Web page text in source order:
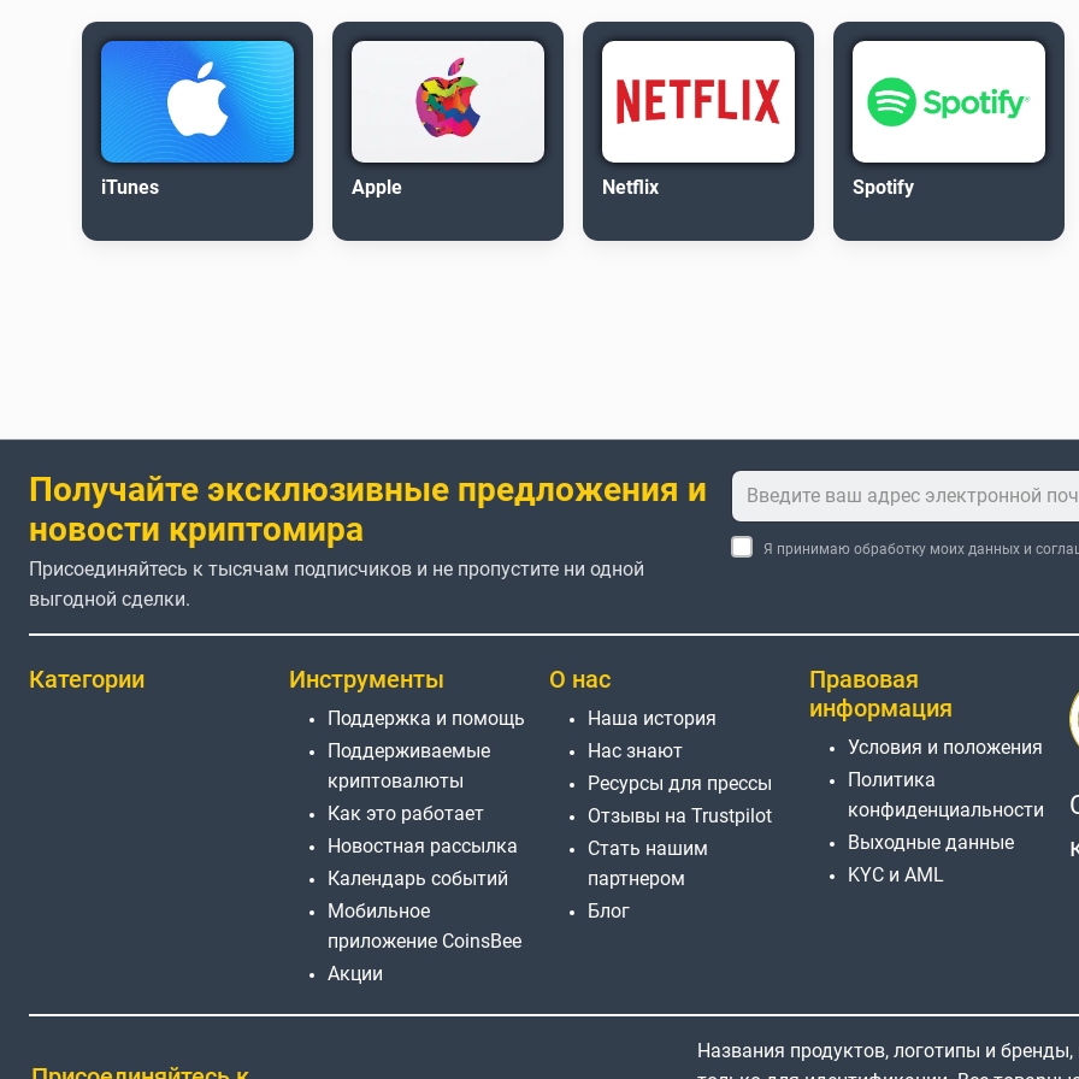
iTunes Apple Netflix Spotify
Получайте эксклюзивные предложения и
новости криптомира
Присоединяйтесь к тысячам подписчиков и не пропустите ни одной
выгодной сделки.
Я принимаю обработку моих данных и
Категории Инструменты
Поддержка и помощь
Поддерживаемые
криптовалюты
Как это работает
Новостная рассылка
Календарь событий
Мобильное
приложение CoinsBee
Акции
О нас
Наша история
Нас знают
Ресурсы для прессы
Отзывы на Trustpilot
Стать нашим
партнером
Блог
Правовая
информация
Условия и положения
Политика
конфиденциальности
Выходные данные
KYC и AML
Названия продуктов, логотипы и